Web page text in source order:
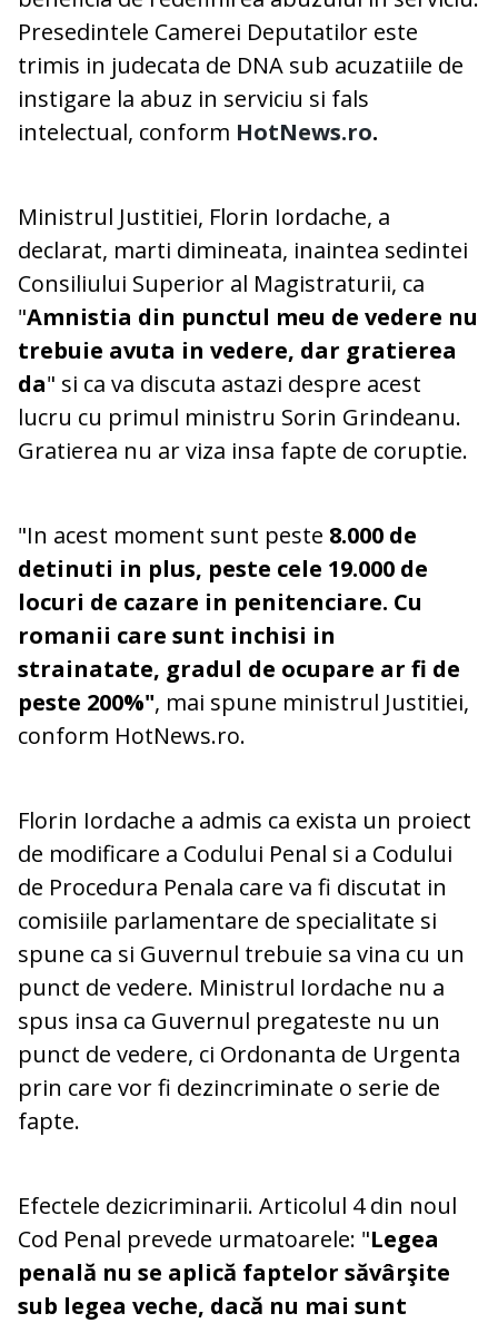
Presedintele Camerei Deputatilor este
trimis in judecata de DNA sub acuzatiile de
instigare la abuz in serviciu si fals
intelectual, conform HotNews.ro.
Ministrul Justitiei, Florin Iordache, a
declarat, marti dimineata, inaintea sedintei
Consiliului Superior al Magistraturii, ca
"Amnistia din punctul meu de vedere nu
trebuie avuta in vedere, dar gratierea
da" si ca va discuta astazi despre acest
lucru cu primul ministru Sorin Grindeanu.
Gratierea nu ar viza insa fapte de coruptie.
"In acest moment sunt peste 8.000 de
detinuti in plus, peste cele 19.000 de
locuri de cazare in penitenciare. Cu
romanii care sunt inchisi in
strainatate, gradul de ocupare ar fi de
peste 200%", mai spune ministrul Justitiei,
conform HotNews.ro.
Florin Iordache a admis ca exista un proiect
de modificare a Codului Penal si a Codului
de Procedura Penala care va fi discutat in
comisiile parlamentare de specialitate si
spune ca si Guvernul trebuie sa vina cu un
punct de vedere. Ministrul Iordache nu a
spus insa ca Guvernul pregateste nu un
punct de vedere, ci Ordonanta de Urgenta
prin care vor fi dezincriminate o serie de
fapte.
Efectele dezicriminarii. Articolul 4 din noul
Cod Penal prevede urmatoarele: "Legea
penală nu se aplică faptelor săvârşite
sub legea veche, dacă nu mai sunt